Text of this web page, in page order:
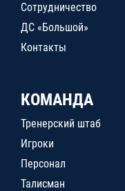
Сотрудничество
ДС «Большой»
Контакты
КОМАНДА
Тренерский штаб
Игроки
Персонал
Талисман